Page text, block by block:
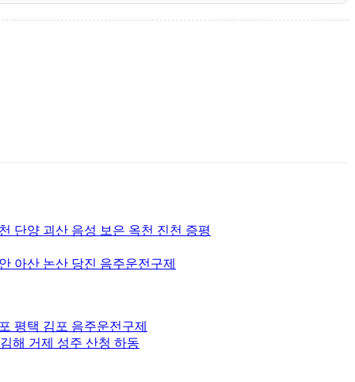
단양 괴산 음성 보은 옥천 진천 증평
아산 논산 당진 음주운전구제
평택 김포 음주운전구제
해 거제 성주 산청 하동